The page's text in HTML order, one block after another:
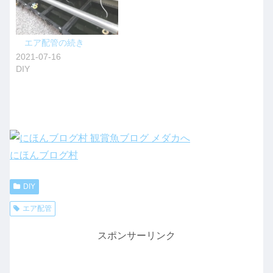
エア配管の続き
2021-07-16
DIY
にほんブログ村
DIY
エア配管
スポンサーリンク